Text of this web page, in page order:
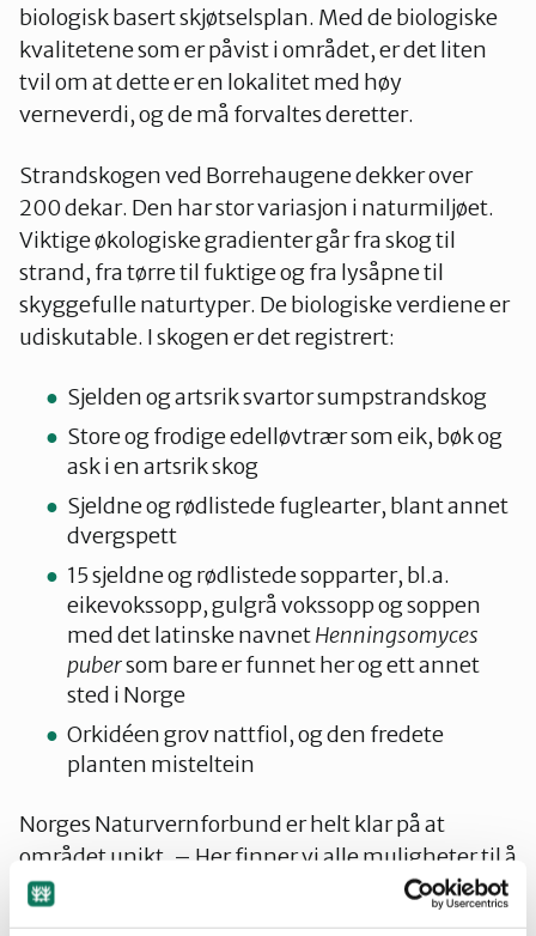
biologisk basert skjøtselsplan. Med de biologiske
kvalitetene som er påvist i området, er det liten
tvil om at dette er en lokalitet med høy
verneverdi, og de må forvaltes deretter.
Strandskogen ved Borrehaugene dekker over
200 dekar. Den har stor variasjon i naturmiljøet.
Viktige økologiske gradienter går fra skog til
strand, fra tørre til fuktige og fra lysåpne til
skyggefulle naturtyper. De biologiske verdiene er
udiskutable. I skogen er det registrert:
Sjelden og artsrik svartor sumpstrandskog
Store og frodige edelløvtrær som eik, bøk og
ask i en artsrik skog
Sjeldne og rødlistede fuglearter, blant annet
dvergspett
15 sjeldne og rødlistede sopparter, bl.a.
eikevokssopp, gulgrå vokssopp og soppen
med det latinske navnetHenningsomyces
pubersom bare er funnet her og ett annet
sted i Norge
Orkidéen grov nattfiol, og den fredete
planten misteltein
Norges Naturvernforbund er helt klar på at
området unikt. – Her finner vi alle muligheter til å
kombinere verdifulle kulturhistoriske elementer
med sjelden og spesiell natur med store biologiske